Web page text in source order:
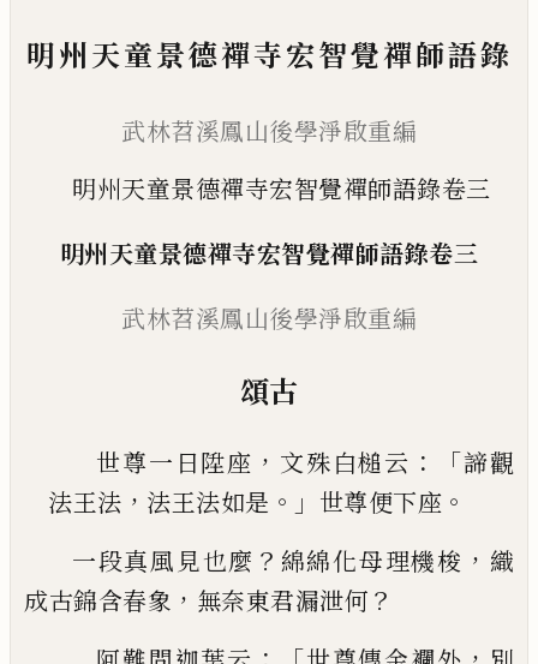
明州天童景德禪寺宏智覺禪師語錄
武林苕溪鳳山後學淨啟重編
明州天童景德禪寺宏智覺禪師語錄卷三
明州天童景德禪寺宏智覺禪師語錄卷三
武林苕溪鳳山後學淨啟重編
頌古
世尊一日陞座 ， 文殊白槌云 ：「諦觀
法王法 ， 法王法如是 。」 世尊便下座 。
一段真風見也麼 ？ 綿綿化母理機梭 ， 織
成古錦含春象 ， 無奈東君漏泄何 ？